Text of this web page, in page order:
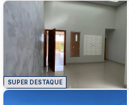
SUPER DESTAQUE